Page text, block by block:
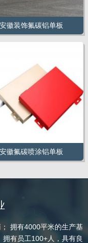
安徽装饰氟碳铝单板
安徽氟碳喷涂铝单板
拥有4000平米的生产基
有员工100+人，具有良